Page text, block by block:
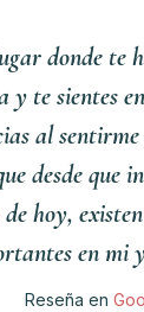
donde te
y te sientes
al
desde que
hoy,
en mi
Reseña en